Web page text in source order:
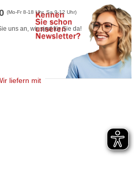
(Mo-Fr 8-18 Uhr, Sa 9-12 Uhr)
uns an, wir sind für Sie da!
liefern mit